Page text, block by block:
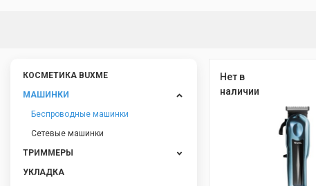
КОСМЕТИКА BUXME
МАШИНКИ
Беспроводные машинки
Сетевые машинки
ТРИММЕРЫ
УКЛАДКА
Нет в
наличии